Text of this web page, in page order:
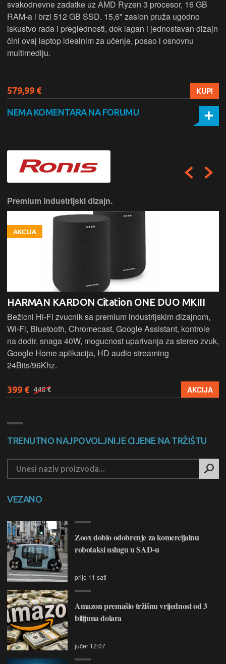
svakodnevne zadatke uz AMD Ryzen 3 procesor, 16 GB
RAM-a i brzi 512 GB SSD. 15,6" zaslon pruža ugodno
iskustvo rada i preglednosti, dok lagan i jednostavan dizajn
čini ovaj laptop idealnim za učenje, posao i osnovnu
multimediju.
579,99 € KUPI
NEMA KOMENTARA NA FORUMU
Premium industrijski dizajn.
AKCIJA
HARMAN KARDON Citation ONE DUO MKIII
Bežicni Hi-Fi zvucnik sa premium industrijskim dizajnom,
Wi-Fi, Bluetooth, Chromecast, Google Assistant, kontrole
na dodir, snaga 40W, mogucnost uparivanja za stereo zvuk,
Google Home aplikacija, HD audio streaming
24Bits/96Khz.
399 € 448 € AKCIJA
TRENUTNO NAJPOVOLJNIJE CIJENE NA TRŽIŠTU
VEZANO
Zoox dobio odobrenje za komercijalnu
robotaksi uslugu u SAD-u
prije 11 sati
Amazon premašio tržišnu vrijednost od 3
bilijuna dolara
jučer 12:07